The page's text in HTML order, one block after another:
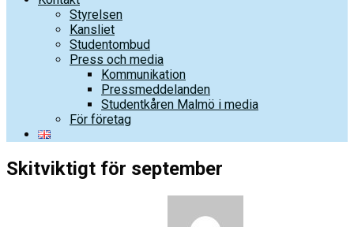
Styrelsen
Kansliet
Studentombud
Press och media
Kommunikation
Pressmeddelanden
Studentkåren Malmö i media
För företag
Skitviktigt för september